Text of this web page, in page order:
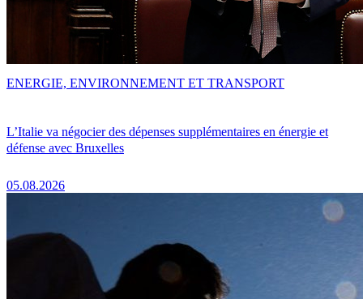
L’Italie va négocier des dépenses supplémentaires en énergie et
défense avec Bruxelles
05.08.2026
ENERGIE, ENVIRONNEMENT ET TRANSPORT